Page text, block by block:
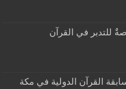
للتدبر في القرآن